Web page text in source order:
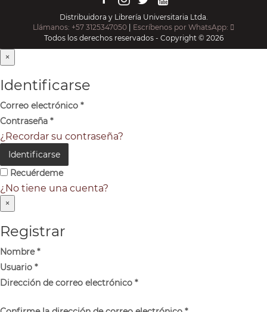
Distribuidora y Librería Universitaria Ltda.
Llámanos: +57 3125347050 | Escríbenos por WhatsApp:
Todos los derechos reservados - Copyright © 2026
×
Identificarse
Correo electrónico *
Contraseña *
¿Recordar su contraseña?
Identificarse
Recuérdeme
¿No tiene una cuenta?
×
Registrar
Nombre*
Usuario *
Dirección de correo electrónico *